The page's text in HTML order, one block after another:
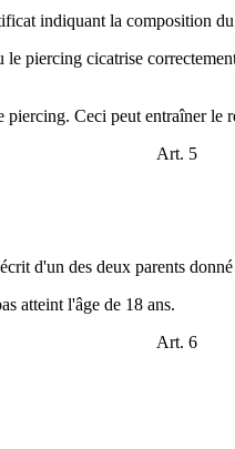
indiquant la composition
piercing cicatrise
Ceci peut entraîner
Art. 5
d'un des deux parents
atteint l'âge de 18 ans.
Art. 6